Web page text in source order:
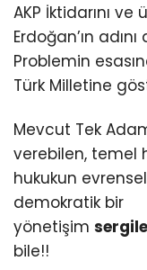
AKP İktidarını
Erdoğan’ın
Problemin
Türk Milletine
Mevcut Tek
verebilen, temel
hukukun
demokratik bir
yönetişim
bile!!